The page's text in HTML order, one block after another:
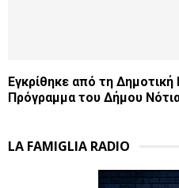
Εγκρίθηκε από τη
Πρόγραμμα του Δήμου
LA FAMIGLIA RADIO